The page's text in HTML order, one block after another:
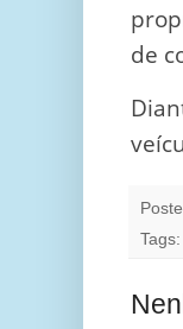
de
Tags: